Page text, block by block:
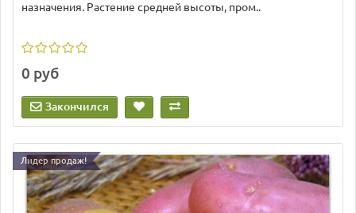
назначения. Растение средней высоты, пром..
0 руб
Закончился
Лидер продаж!